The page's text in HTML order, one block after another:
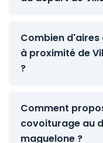
Combien
à proximité de
?
Comment
covoiturage au
maguelone ?